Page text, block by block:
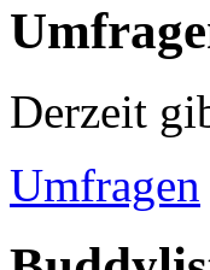
Derzeit
Umfragen